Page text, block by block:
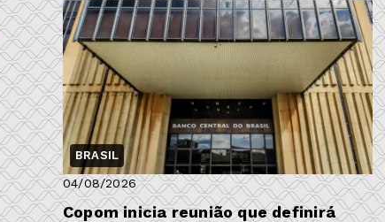
BRASIL
04/08/2026
Copom inicia reunião que definirá